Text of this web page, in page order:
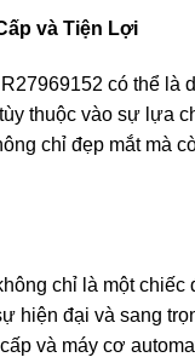
và Tiện Lợi
có thể là
thuộc vào sự lựa
chỉ đẹp mắt mà
chỉ là một chiếc
hiện đại và sang
và máy cơ